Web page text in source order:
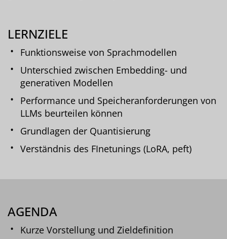
LERNZIELE
Funktionsweise von Sprachmodellen
Unterschied zwischen Embedding- und
generativen Modellen
Performance und Speicheranforderungen von
LLMs beurteilen können
Grundlagen der Quantisierung
Verständnis des FInetunings (LoRA, peft)
AGENDA
Kurze Vorstellung und Zieldefinition